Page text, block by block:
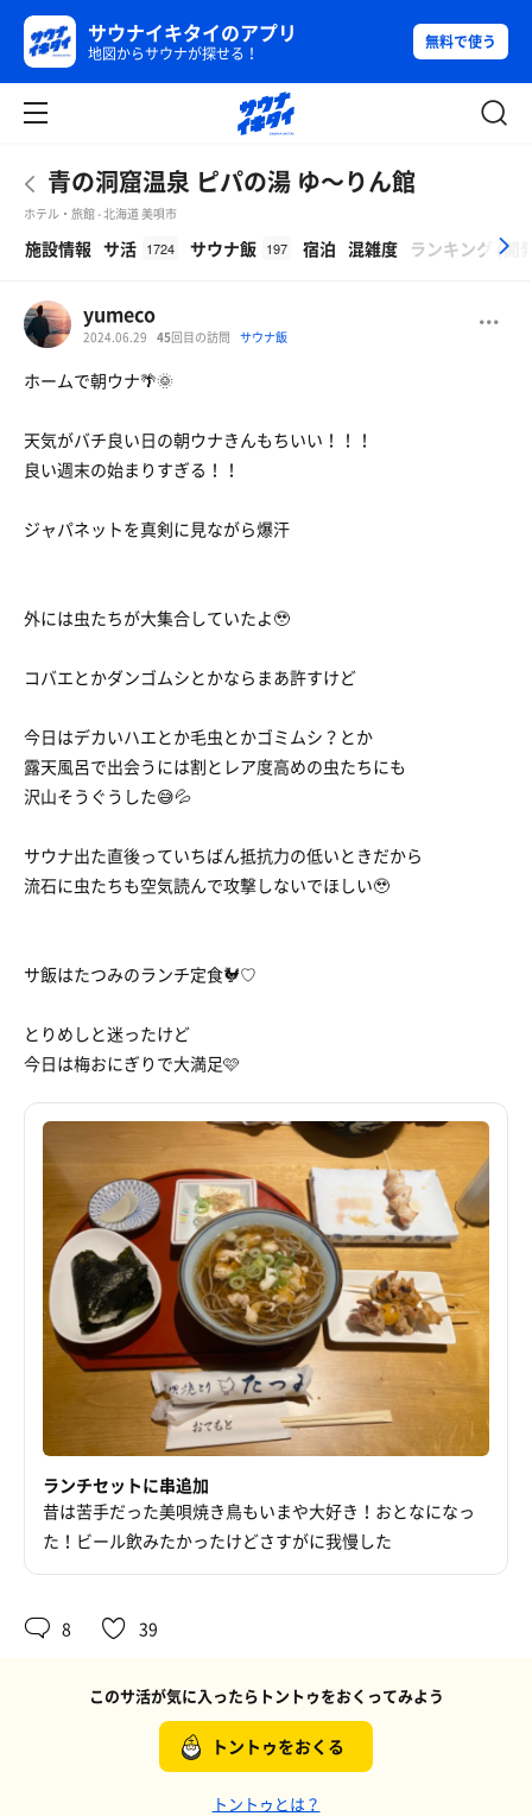
サウナイキタイのアプリ
地図からサウナが探せる！
無料で使う
青の洞窟温泉 ピパの湯 ゆ〜りん館
ホテル・旅館 - 北海道 美唄市
施設情報 サ活 1724 サウナ飯 197 宿泊 混雑度 ランキング (開
yumeco
2024.06.29 45回目の訪問 サウナ飯
ホームで朝ウナ🌴🌞
天気がバチ良い日の朝ウナきんもちいい！！！
良い週末の始まりすぎる！！
ジャパネットを真剣に見ながら爆汗
外には虫たちが大集合していたよ🥹
コバエとかダンゴムシとかならまあ許すけど
今日はデカいハエとか毛虫とかゴミムシ？とか
露天風呂で出会うには割とレア度高めの虫たちにも
沢山そうぐうした😅💦
サウナ出た直後っていちばん抵抗力の低いときだから
流石に虫たちも空気読んで攻撃しないでほしい🥹
サ飯はたつみのランチ定食🐓♡
とりめしと迷ったけど
今日は梅おにぎりで大満足🩷
ランチセットに串追加
昔は苦手だった美唄焼き鳥もいまや大好き！おとなになっ
た！ビール飲みたかったけどさすがに我慢した
8 39
このサ活が気に入ったらトントゥをおくってみよう
トントゥをおくる
トントゥとは？